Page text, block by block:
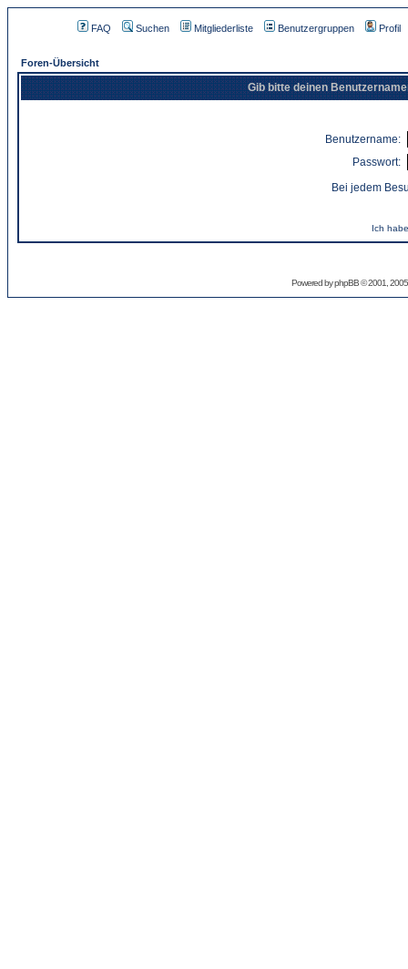
FAQ Suchen Mitgliederliste Benutzergruppen Profil
Foren-Übersicht
Gib bitte deinen
Benutzername:
Passwort:
Bei jedem
Ich
Powered byphpBB© 2001,